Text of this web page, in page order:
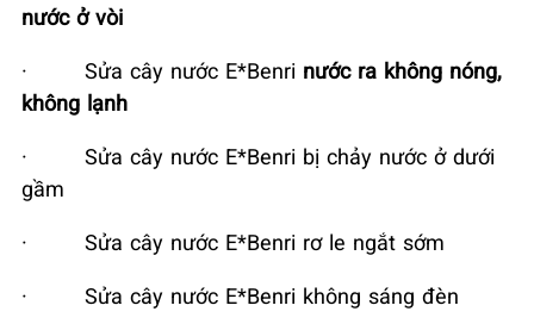
nước ở vòi
·
Sửa cây nước E*Benri nước ra không nóng,
không lạnh
·
Sửa cây nước E*Benri bị chảy nước ở dưới
gầm
·
Sửa cây nước E*Benri rơ le ngắt sớm
·
Sửa cây nước E*Benri không sáng đèn